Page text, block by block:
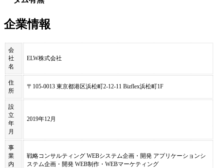
企業情報
会
社
名
ELW株式会社
住
所
〒105-0013 東京都港区浜松町2-12-11 Bizflex浜松町1F
設
立
年
月
2019年12月
事
業
内
戦略コンサルティング WEBシステム企画・開発 アプリケーションシ
ステム企画・開発 WEB制作・WEBマーケティング